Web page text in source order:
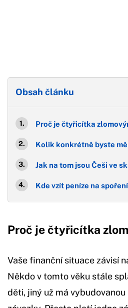
Obsah článku
Proč je čtyřicítka
Kolik konkrétně byste
Jak na tom jsou Češi ve
Kde vzít peníze na spoření
Proč je čtyřicítka
Vaše finanční situace závisí
Někdo v tomto věku stále
děti, jiný už má